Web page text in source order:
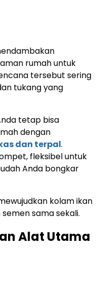
rumah untuk
tersebut sering
tukang yang
tetap bisa
dengan
dan terpal.
fleksibel untuk
Anda bongkar
kolam ikan
sama sekali.
Alat Utama